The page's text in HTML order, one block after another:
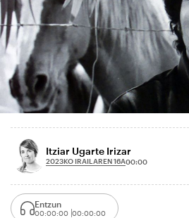
Itziar Ugarte Irizar
2023KO IRAILAREN 16A00:00
Entzun
00:00:00 00:00:00